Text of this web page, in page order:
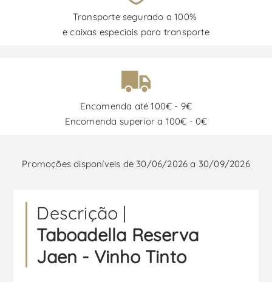
Transporte segurado a 100%
e caixas especiais para transporte
Encomenda até 100€ - 9€
Encomenda superior a 100€ - 0€
Promoções disponíveis de 30/06/2026 a 30/09/2026
Descrição |
Taboadella Reserva
Jaen - Vinho Tinto